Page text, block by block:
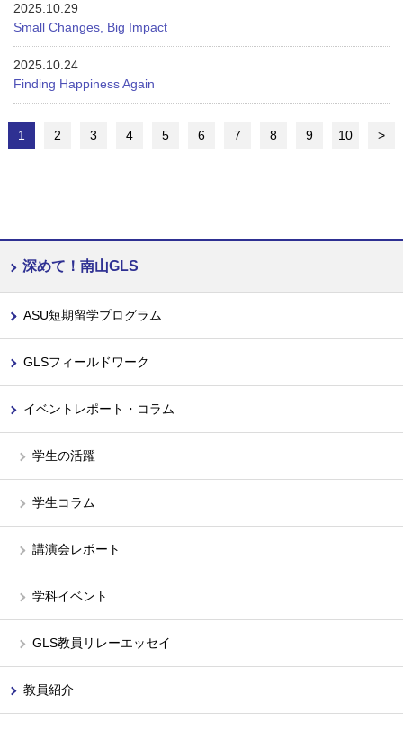
2025.10.29
Small Changes, Big Impact
2025.10.24
Finding Happiness Again
1 2 3 4 5 6 7 8 9 10 >
深めて！南山GLS
ASU短期留学プログラム
GLSフィールドワーク
イベントレポート・コラム
学生の活躍
学生コラム
講演会レポート
学科イベント
GLS教員リレーエッセイ
教員紹介